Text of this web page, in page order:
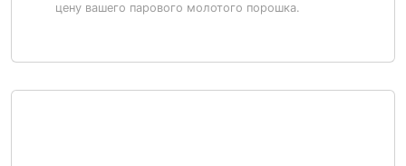
цену вашего парового молотого порошка.